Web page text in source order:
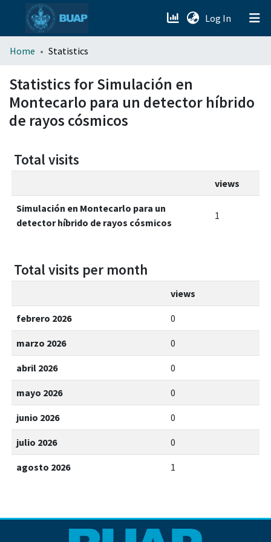
Log In (current)
menu.section.about_menu
All of DSpace
Home Statistics
Statistics for Simulación en
Montecarlo para un detector híbrido
de rayos cósmicos
Total visits
views
Simulación en Montecarlo para un
detector híbrido de rayos cósmicos
1
Total visits per month
views
febrero 2026 0
marzo 2026 0
abril 2026 0
mayo 2026 0
junio 2026 0
julio 2026 0
agosto 2026 1